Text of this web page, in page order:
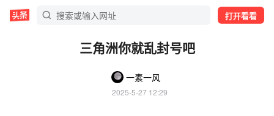
打开看看
三角洲你就乱封号吧
一素一风
2025-5-27 12:29